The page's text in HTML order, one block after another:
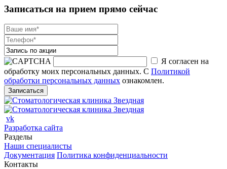
Записаться на прием прямо сейчас
Я согласен на
обработку моих персональных данных. С Политикой
обработки персональных данных ознакомлен.
vk
Разработка сайта
Разделы
Наши специалисты
Документация Политика конфиденциальности
Контакты